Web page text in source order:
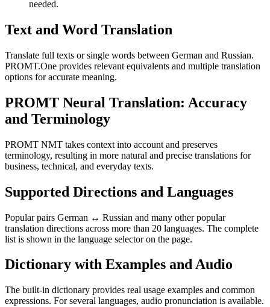
needed.
Text and Word Translation
Translate full texts or single words between German and Russian.
PROMT.One provides relevant equivalents and multiple translation
options for accurate meaning.
PROMT Neural Translation: Accuracy
and Terminology
PROMT NMT takes context into account and preserves
terminology, resulting in more natural and precise translations for
business, technical, and everyday texts.
Supported Directions and Languages
Popular pairs German ↔ Russian and many other popular
translation directions across more than 20 languages. The complete
list is shown in the language selector on the page.
Dictionary with Examples and Audio
The built-in dictionary provides real usage examples and common
expressions. For several languages, audio pronunciation is available.